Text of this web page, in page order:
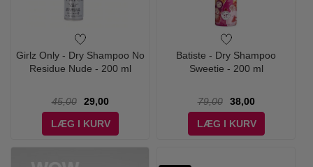
Girlz Only - Dry Shampoo No
Residue Nude - 200 ml
45,00
29,00
LÆG I KURV
Batiste - Dry Shampoo
Sweetie - 200 ml
79,00
38,00
LÆG I KURV